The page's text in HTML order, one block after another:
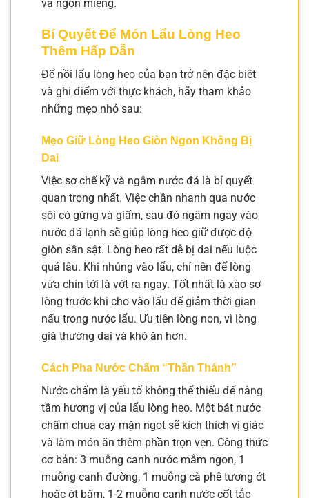
và ngon miệng.
Bí Quyết Để Món Lẩu Lòng Heo
Thêm Hấp Dẫn
Để nồi lẩu lòng heo của bạn trở nên đặc biệt
và ghi điểm với thực khách, hãy tham khảo
những mẹo nhỏ sau:
Mẹo Giữ Lòng Heo Giòn Ngon Không Bị
Dai
Việc sơ chế kỹ và ngâm nước đá là bí quyết
quan trọng nhất. Việc chần nhanh qua nước
sôi có gừng và giấm, sau đó ngâm ngay vào
nước đá lạnh sẽ giúp lòng heo giữ được độ
giòn sần sật. Lòng heo rất dễ bị dai nếu luộc
quá lâu. Khi nhúng vào lẩu, chỉ nên để lòng
vừa chín tới là vớt ra ngay. Tốt nhất là xào sơ
lòng trước khi cho vào lẩu để giảm thời gian
nấu trong nước lẩu. Ưu tiên lòng non, vì lòng
già thường dai và khó ăn hơn.
Cách Pha Nước Chấm “Thần Thánh”
Nước chấm là yếu tố không thể thiếu để nâng
tầm hương vị của lẩu lòng heo. Một bát nước
chấm chua cay mặn ngọt sẽ kích thích vị giác
và làm món ăn thêm phần trọn vẹn. Công thức
cơ bản: 3 muỗng canh nước mắm ngon, 1
muỗng canh đường, 1 muỗng cà phê tương ớt
hoặc ớt băm, 1-2 muỗng canh nước cốt tắc